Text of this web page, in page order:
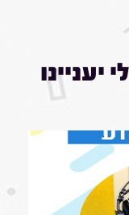
יעניינו